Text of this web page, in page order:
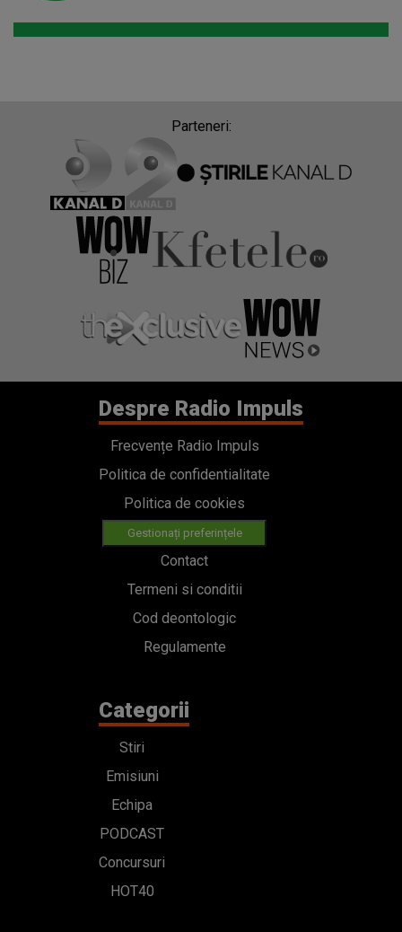
Parteneri:
Despre Radio Impuls
Frecvențe Radio Impuls
Politica de confidentialitate
Politica de cookies
Gestionați preferințele
Contact
Termeni si conditii
Cod deontologic
Regulamente
Categorii
Stiri
Emisiuni
Echipa
PODCAST
Concursuri
HOT40